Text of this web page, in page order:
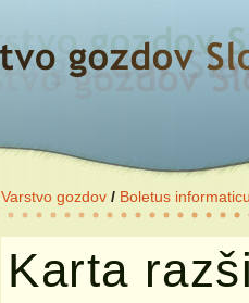
Varstvo gozdov / Boletus
Karta